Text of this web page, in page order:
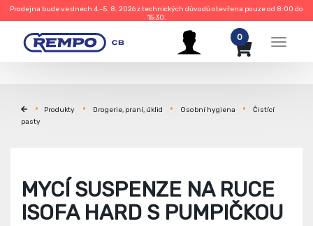
Prodejna bude ve dnech 4.–5. 8. 2026 z technických důvodů otevřena pouze od 8:00 do
15:30.
Menu
0
Produkty Drogerie, praní, úklid Osobní hygiena
Čistící
pasty
MYCÍ SUSPENZE NA RUCE
ISOFA HARD S PUMPIČKOU